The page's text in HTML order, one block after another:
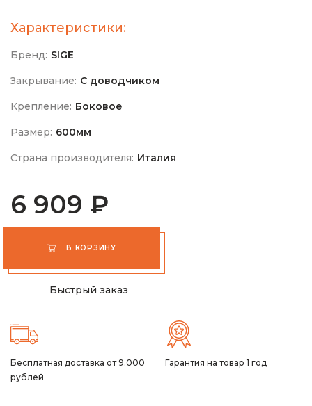
Характеристики:
Бренд: SIGE
Закрывание: С доводчиком
Крепление: Боковое
Размер: 600мм
Страна производителя: Италия
6 909 ₽
В КОРЗИНУ
Быстрый заказ
Бесплатная доставка от 9.000
рублей
Гарантия на товар 1 год